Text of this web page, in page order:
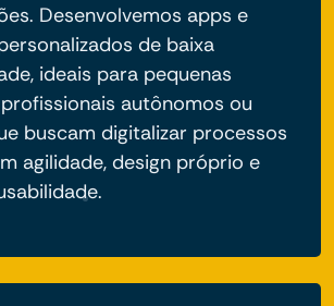
Desenvolvemos apps e
de baixa
ideais para pequenas
autônomos ou
buscam digitalizar processos
agilidade, design próprio e